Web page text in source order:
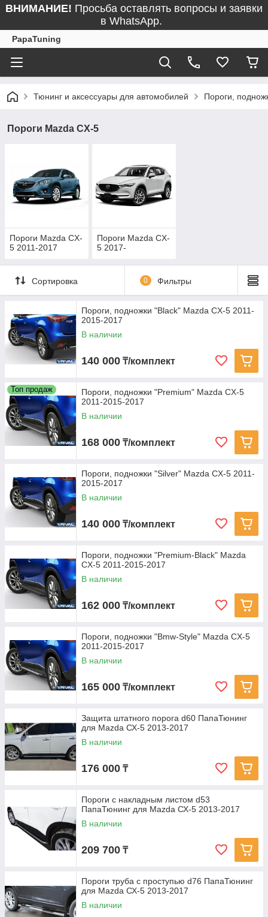
ВНИМАНИЕ! Просьба оставлять вопросы и заявки
в WhatsApp.
PapaTuning
Тюнинг и аксессуары для автомобилей Пороги,
Пороги Mazda CX-5
Пороги Mazda CX-
5 2011-2017
Пороги Mazda CX-
5 2017-
Сортировка 0 Фильтры
Пороги, подножки "Black" Mazda CX-5 2011-
2015-2017
В наличии
140 000 ₸/комплект
Топ продаж
Пороги, подножки "Premium" Mazda CX-5
2011-2015-2017
В наличии
168 000 ₸/комплект
Пороги, подножки "Silver" Mazda CX-5 2011-
2015-2017
В наличии
140 000 ₸/комплект
Пороги, подножки "Premium-Black" Mazda
CX-5 2011-2015-2017
В наличии
162 000 ₸/комплект
Пороги, подножки "Bmw-Style" Mazda CX-5
2011-2015-2017
В наличии
165 000 ₸/комплект
Защита штатного порога d60 ПапаТюнинг
для Mazda СХ-5 2013-2017
В наличии
176 000 ₸
Пороги с накладным листом d53
ПапаТюнинг для Mazda СХ-5 2013-2017
В наличии
209 700 ₸
Пороги труба с проступью d76 ПапаТюнинг
для Mazda СХ-5 2013-2017
В наличии